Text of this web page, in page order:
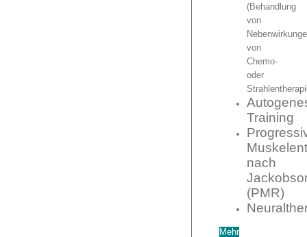
(Behandlung
von
von
Chemo-
oder
Training
nach
(PMR)
Mehr